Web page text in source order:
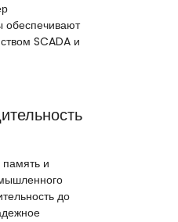
SCADA и
память и
до